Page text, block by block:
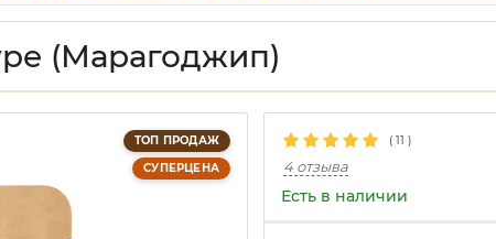
(Марагоджип)
ТОП ПРОДАЖ
СУПЕРЦЕНА
( 11 )
4 отзыва
Есть в наличии